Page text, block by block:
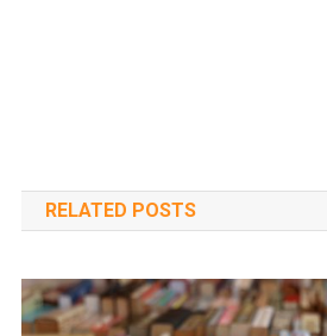
RELATED POSTS